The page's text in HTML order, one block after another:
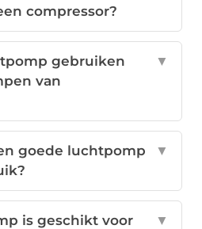
compressor?
gebruiken
van
▼
goede luchtpomp
▼
is geschikt voor
▼